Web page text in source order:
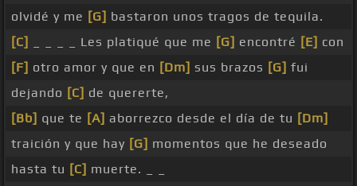
olvidé y me [G] bastaron unos tragos de tequila.
[C]
_ _ _ _ Les platiqué que me [G] encontré [E] con
[F] otro amor y que en [Dm] sus brazos [G] fui
dejando [C] de quererte,
[Bb] que te [A] aborrezco desde el día de tu [Dm]
traición y que hay [G] momentos que he deseado
hasta tu [C] muerte. _ _